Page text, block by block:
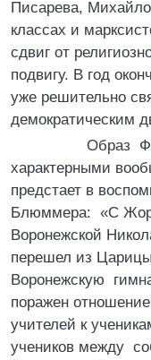
Писарева,
классах и
сдвиг от
подвигу. В год
уже решительно
демократическим
Образ
характерными
предстает в
Блюммера: «С
Воронежской
перешел из
Воронежскую
поражен
учителей к
учеников между